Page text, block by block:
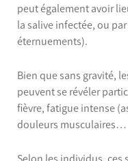
peut également avoir
la salive infectée, ou
éternuements).
Bien que sans gravité,
peuvent se révéler
fièvre, fatigue intense
douleurs musculaires…
Selon les individus,